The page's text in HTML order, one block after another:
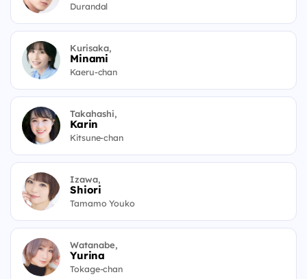
Durandal
Kurisaka,
Minami
Kaeru-chan
Takahashi,
Karin
Kitsune-chan
Izawa,
Shiori
Tamamo Youko
Watanabe,
Yurina
Tokage-chan